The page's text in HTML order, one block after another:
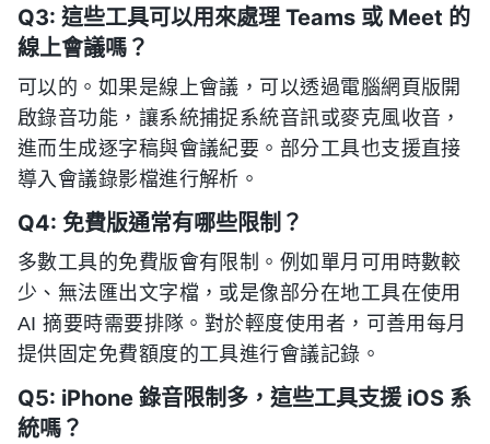
Q3: 這些工具可以用來處理 Teams 或 Meet 的
線上會議嗎？
可以的。如果是線上會議，可以透過電腦網頁版開
啟錄音功能，讓系統捕捉系統音訊或麥克風收音，
進而生成逐字稿與會議紀要。部分工具也支援直接
導入會議錄影檔進行解析。
Q4: 免費版通常有哪些限制？
多數工具的免費版會有限制。例如單月可用時數較
少、無法匯出文字檔，或是像部分在地工具在使用
AI 摘要時需要排隊。對於輕度使用者，可善用每月
提供固定免費額度的工具進行會議記錄。
Q5: iPhone 錄音限制多，這些工具支援 iOS 系
統嗎？